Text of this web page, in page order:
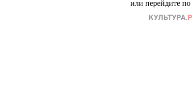
или перейдите по